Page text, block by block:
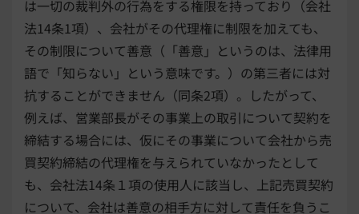
は一切の裁判外の行為をする権限を持っており（会社
法14条1項）、会社がその代理権に制限を加えても、
その制限について善意（「善意」というのは、法律用
語で「知らない」という意味です。）の第三者には対
抗することができません（同条2項）。したがって、
例えば、営業部長がその事業上の取引について契約を
締結する場合には、仮にその事業について会社から売
買契約締結の代理権を与えられていなかったとして
も、会社法14条１項の使用人に該当し、上記売買契約
について、会社は善意の相手方に対して責任を負うこ